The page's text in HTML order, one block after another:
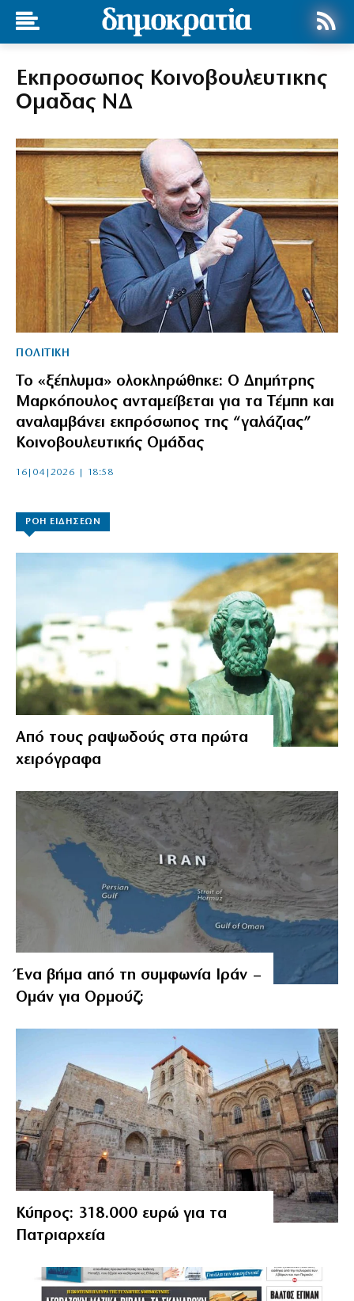
Εκπροσωπος Κοινοβουλευτικης
Ομαδας ΝΔ
ΠΟΛΙΤΙΚΗ
Το «ξέπλυμα» ολοκληρώθηκε: Ο Δημήτρης
Μαρκόπουλος ανταμείβεται για τα Τέμπη και
αναλαμβάνει εκπρόσωπος της “γαλάζιας”
Κοινοβουλευτικής Ομάδας
16|04|2026 | 18:58
ΡΟΗ ΕΙΔΗΣΕΩΝ
Από τους ραψωδούς στα πρώτα
χειρόγραφα
Ένα βήμα από τη συμφωνία Ιράν –
Ομάν για Ορμούζ;
Κύπρος: 318.000 ευρώ για τα
Πατριαρχεία